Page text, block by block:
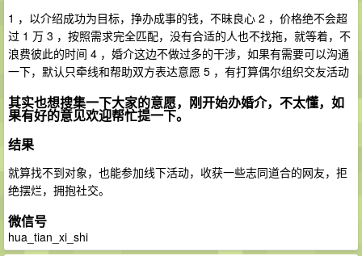
1 ，以介绍成功为目标，挣办成事的钱，不昧良心 2 ，价格绝不会超
过 1 万 3 ，按照需求完全匹配，没有合适的人也不找拖，就等着，不
浪费彼此的时间 4 ，婚介这边不做过多的干涉，如果有需要可以沟通
一下，默认只牵线和帮助双方表达意愿 5 ，有打算偶尔组织交友活动
其实也想搜集一下大家的意愿，刚开始办婚介，不太懂，如
果有好的意见欢迎帮忙提一下。
结果
就算找不到对象，也能参加线下活动，收获一些志同道合的网友，拒
绝摆烂，拥抱社交。
微信号
hua_tian_xi_shi